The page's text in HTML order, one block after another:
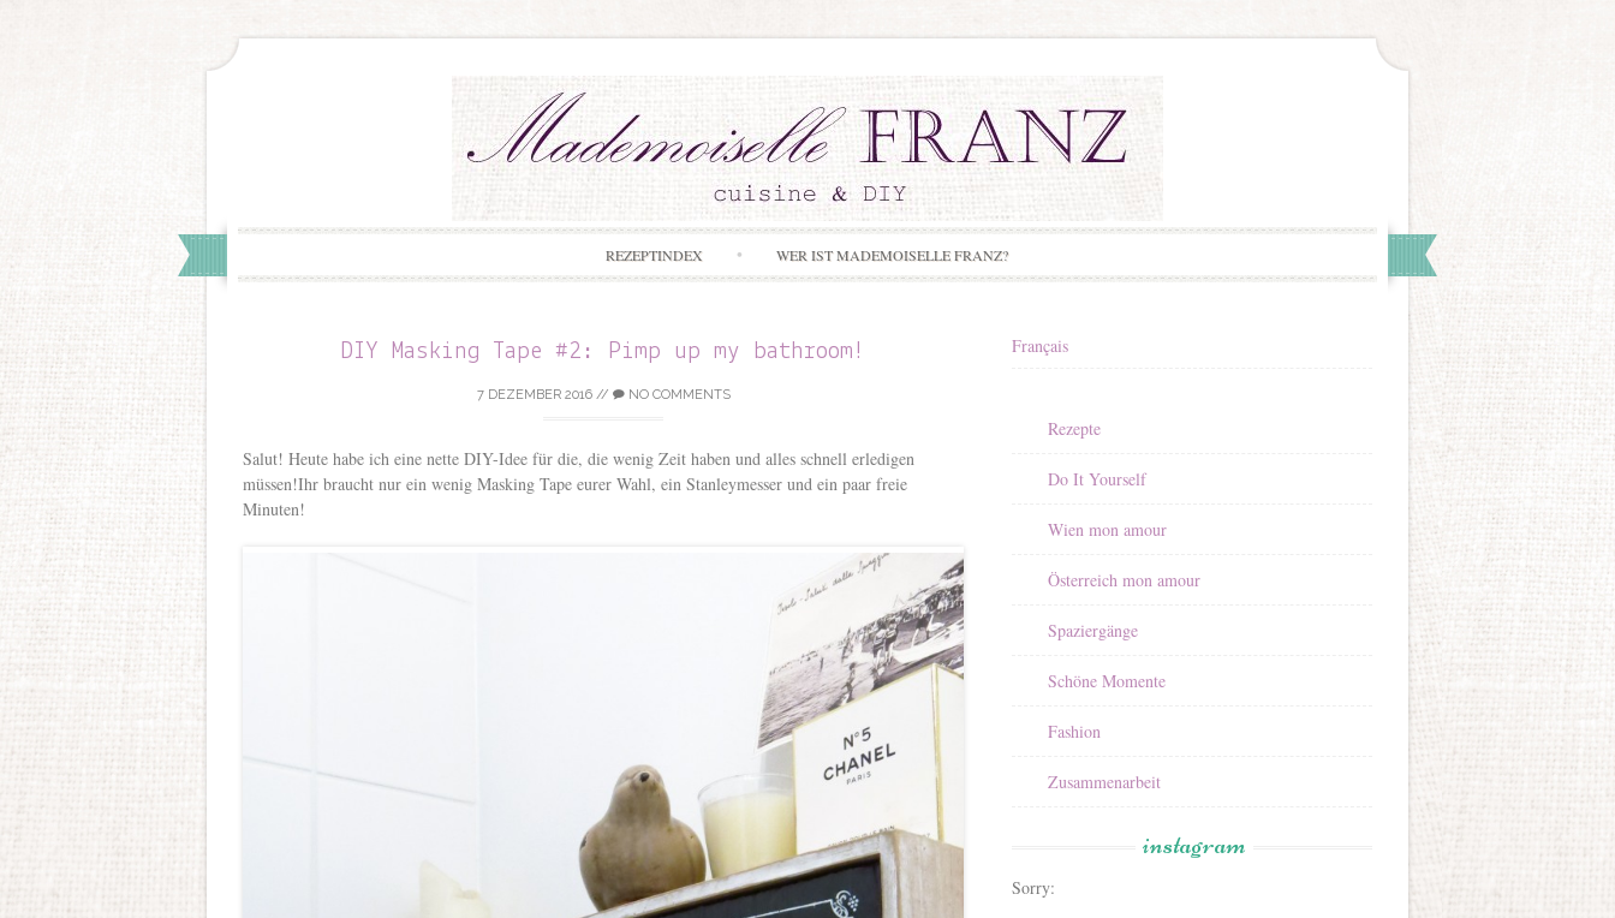
REZEPTINDEX WER IST MADEMOISELLE FRANZ?
DIY Masking Tape #2: Pimp up my bathroom!
7 DEZEMBER 2016// NO COMMENTS
Salut! Heute habe ich eine nette DIY-Idee für die, die wenig Zeit haben und alles schnell erledigen
müssen!Ihr braucht nur ein wenig Masking Tape eurer Wahl, ein Stanleymesser und ein paar freie
Minuten!
Français
Rezepte
Do It Yourself
Wien mon amour
Österreich mon amour
Spaziergänge
Schöne Momente
Fashion
Zusammenarbeit
instagram
Sorry: